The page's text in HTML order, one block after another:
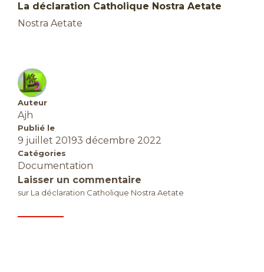
La déclaration Catholique Nostra Aetate
Nostra Aetate
Auteur
Ajh
Publié le
9 juillet 20193 décembre 2022
Catégories
Documentation
Laisser un commentaire
sur La déclaration Catholique Nostra Aetate